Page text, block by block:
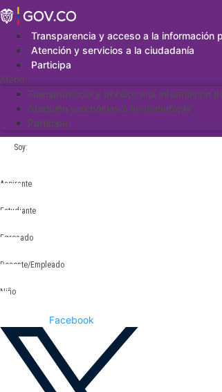
Saltar
al
contenidoTransparencia y acceso a la información
Atención y servicios a la ciudadanía
Participa
Menu
Transparencia y acceso a la información
Atención y servicios a la ciudadanía
Participa
Soy:
Aspirante
Estudiante
Egresado
Docente/Empleado
Niño
Facebook